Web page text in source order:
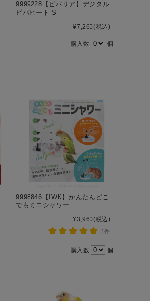
9999228【ビバリア】デジタル
ビバヒート S
¥7,260(税込)
購入数 個
9998846【IWK】かんたんどこ
でもミニシャワー
¥3,960(税込)
1件
購入数 個